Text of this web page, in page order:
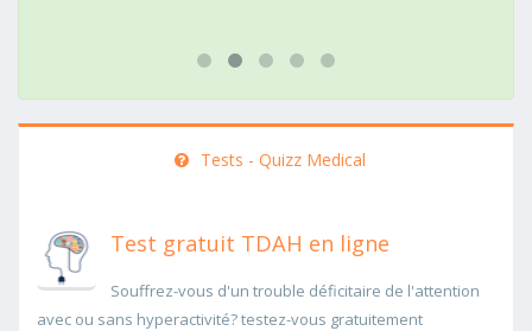
Tests - Quizz Medical
Test gratuit TDAH en ligne
Souffrez-vous d'un trouble déficitaire de l'attention
avec ou sans hyperactivité? testez-vous gratuitement